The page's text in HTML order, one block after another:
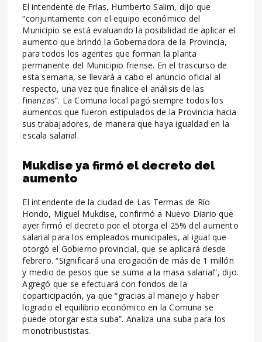
El intendente de Frías, Humberto Salim, dijo que
“conjuntamente con el equipo económico del
Municipio se está evaluando la posibilidad de aplicar el
aumento que brindó la Gobernadora de la Provincia,
para todos los agentes que forman la planta
permanente del Municipio friense. En el trascurso de
esta semana, se llevará a cabo el anuncio oficial al
respecto, una vez que finalice el análisis de las
finanzas”. La Comuna local pagó siempre todos los
aumentos que fueron estipulados de la Provincia hacia
sus trabajadores, de manera que haya igualdad en la
escala salarial.
Mukdise ya firmó el decreto del
aumento
El intendente de la ciudad de Las Termas de Río
Hondo, Miguel Mukdise, confirmó a Nuevo Diario que
ayer firmó el decreto por el otorga el 25% del aumento
salarial para los empleados municipales, al igual que
otorgó el Gobierno provincial, que se aplicará desde
febrero. “Significará una erogación de más de 1 millón
y medio de pesos que se suma a la masa salarial”, dijo.
Agregó que se efectuará con fondos de la
coparticipación, ya que “gracias al manejo y haber
logrado el equilibrio económico en la Comuna se
puede otorgar esta suba”. Analiza una suba para los
monotribustistas.